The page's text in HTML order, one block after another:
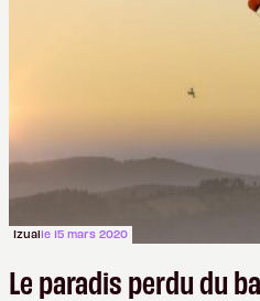
Izualle 15 mars 2020
Le paradis perdu du